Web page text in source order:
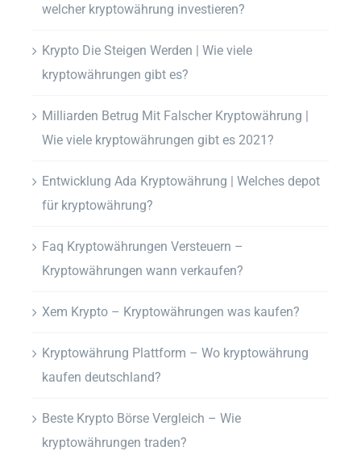
welcher kryptowährung investieren?
Krypto Die Steigen Werden | Wie viele
kryptowährungen gibt es?
Milliarden Betrug Mit Falscher Kryptowährung |
Wie viele kryptowährungen gibt es 2021?
Entwicklung Ada Kryptowährung | Welches depot
für kryptowährung?
Faq Kryptowährungen Versteuern –
Kryptowährungen wann verkaufen?
Xem Krypto – Kryptowährungen was kaufen?
Kryptowährung Plattform – Wo kryptowährung
kaufen deutschland?
Beste Krypto Börse Vergleich – Wie
kryptowährungen traden?